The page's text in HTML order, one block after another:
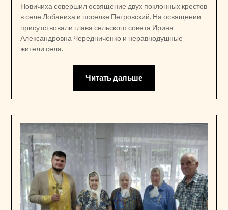
Новичиха совершил освящение двух поклонных крестов
в селе Лобаниха и поселке Петровский. На освящении
присутствовали глава сельского совета Ирина
Александровна Чередниченко и неравнодушные
жители села.
Читать дальше